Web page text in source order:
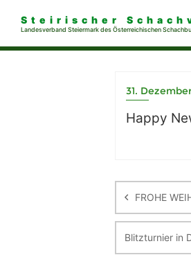
Steirischer
Landesverband Steiermark des Österreichischen
31.
Happy
FROHE
Blitzturnier in